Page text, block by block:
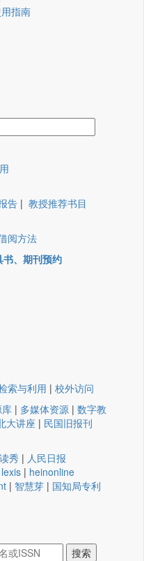
指南
告 | 教授推荐书目
阅方法
书、期刊预约
索与利用 | 校外访问
| 多媒体资源 | 数字教
大讲座 | 民国旧报刊
读秀 | 人民日报
lexis | heinonline
| 智慧芽 | 国知局专利